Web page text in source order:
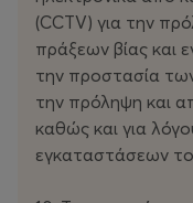
(CCTV) για την
πράξεων βίας και
την προστασία
την πρόληψη και
καθώς και για
εγκαταστάσεων